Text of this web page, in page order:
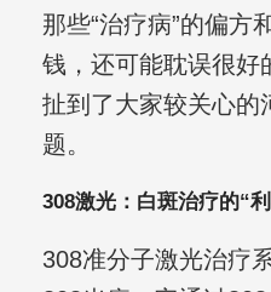
那些“治疗病”的偏方
钱，还可能耽误很好
扯到了大家较关心的
题。
308激光：白斑治疗的“
308准分子激光治疗